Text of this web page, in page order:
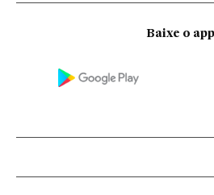
Baixe o app